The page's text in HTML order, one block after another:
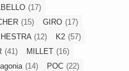
(17)
(15) GIRO (17)
HESTRA (12) K2 (57)
(41) MILLET (16)
(14) POC (22)